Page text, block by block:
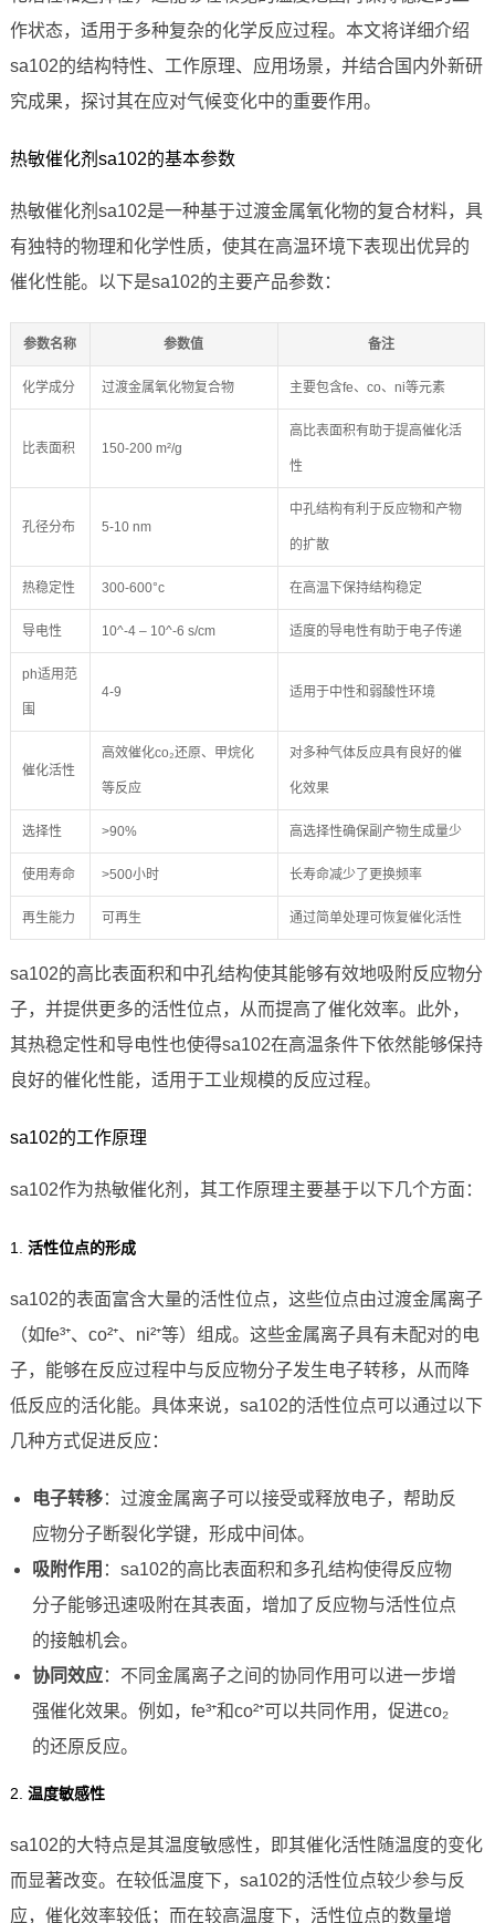
作状态，适用于多种复杂的化学反应过程。本文将详细介绍
sa102的结构特性、工作原理、应用场景，并结合国内外新研
究成果，探讨其在应对气候变化中的重要作用。
热敏催化剂sa102的基本参数
热敏催化剂sa102是一种基于过渡金属氧化物的复合材料，具
有独特的物理和化学性质，使其在高温环境下表现出优异的
催化性能。以下是sa102的主要产品参数：
参数名称 参数值 备注
化学成分 过渡金属氧化物复合物 主要包含fe、co、ni等元素
比表面积 150-200 m²/g
高比表面积有助于提高催化活
性
孔径分布 5-10 nm
中孔结构有利于反应物和产物
的扩散
热稳定性 300-600°c 在高温下保持结构稳定
导电性 10^-4 – 10^-6 s/cm 适度的导电性有助于电子传递
ph适用范
围
4-9 适用于中性和弱酸性环境
催化活性
高效催化co₂还原、甲烷化
等反应
对多种气体反应具有良好的催
化效果
选择性 >90% 高选择性确保副产物生成量少
使用寿命 >500小时 长寿命减少了更换频率
再生能力 可再生 通过简单处理可恢复催化活性
sa102的高比表面积和中孔结构使其能够有效地吸附反应物分
子，并提供更多的活性位点，从而提高了催化效率。此外，
其热稳定性和导电性也使得sa102在高温条件下依然能够保持
良好的催化性能，适用于工业规模的反应过程。
sa102的工作原理
sa102作为热敏催化剂，其工作原理主要基于以下几个方面：
1. 活性位点的形成
sa102的表面富含大量的活性位点，这些位点由过渡金属离子
（如fe³⁺、co²⁺、ni²⁺等）组成。这些金属离子具有未配对的电
子，能够在反应过程中与反应物分子发生电子转移，从而降
低反应的活化能。具体来说，sa102的活性位点可以通过以下
几种方式促进反应：
电子转移：过渡金属离子可以接受或释放电子，帮助反
应物分子断裂化学键，形成中间体。
吸附作用 ：sa102的高比表面积和多孔结构使得反应物
分子能够迅速吸附在其表面，增加了反应物与活性位点
的接触机会。
协同效应：不同金属离子之间的协同作用可以进一步增
强催化效果。例如，fe³⁺和co²⁺可以共同作用，促进co₂
的还原反应。
2. 温度敏感性
sa102的大特点是其温度敏感性，即其催化活性随温度的变化
而显著改变。在较低温度下，sa102的活性位点较少参与反
应，催化效率较低；而在较高温度下，活性位点的数量增